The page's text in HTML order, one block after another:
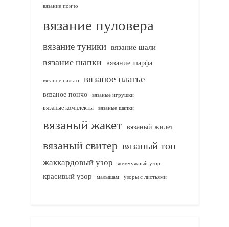
вязание пончо
вязание пуловера
вязание туники вязание шали
вязание шапки вязание шарфа
вязаное пальто вязаное платье
вязаное пончо вязаные игрушки
вязаные комплекты
вязаные шапки
вязаный жакет вязаный жилет
вязаный свитер вязаный топ
жаккардовый узор жемчужный узор
красивый узор малышам узоры с листьями